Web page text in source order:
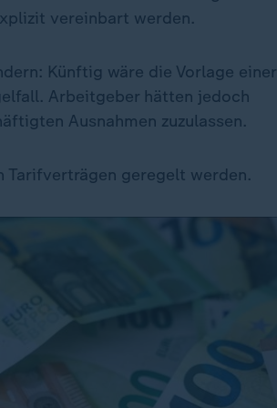
vereinbart werden.
Künftig wäre die Vorlage einer
Arbeitgeber hätten jedoch
Ausnahmen zuzulassen.
Tarifverträgen geregelt werden.